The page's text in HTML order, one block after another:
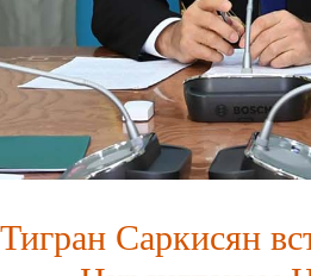
Саркисян